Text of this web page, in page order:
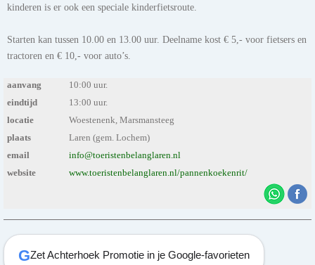
kinderen is er ook een speciale kinderfietsroute.
Starten kan tussen 10.00 en 13.00 uur. Deelname kost € 5,- voor fietsers en
tractoren en € 10,- voor auto’s.
aanvang
10:00 uur.
eindtijd
13:00 uur.
locatie
Woestenenk, Marsmansteeg
plaats
Laren (gem. Lochem)
email
info@toeristenbelanglaren.nl
website
www.toeristenbelanglaren.nl/pannenkoekenrit/
GZet Achterhoek Promotie in je Google-favorieten